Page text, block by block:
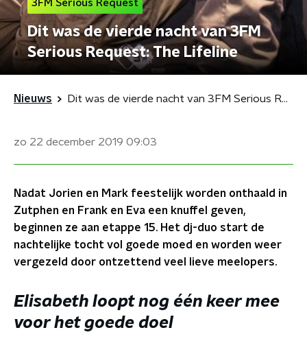
3FM Serious Request
Dit was de vierde nacht van 3FM
Serious Request: The Lifeline
Nieuws Dit was de vierde nacht van 3FM Serious Request: The Lifeline
zo 22 december 2019 09:03
Nadat Jorien en Mark feestelijk worden onthaald in
Zutphen en Frank en Eva een knuffel geven,
beginnen ze aan etappe 15. Het dj-duo start de
nachtelijke tocht vol goede moed en worden weer
vergezeld door ontzettend veel lieve meelopers.
Elisabeth loopt nog één keer mee
voor het goede doel